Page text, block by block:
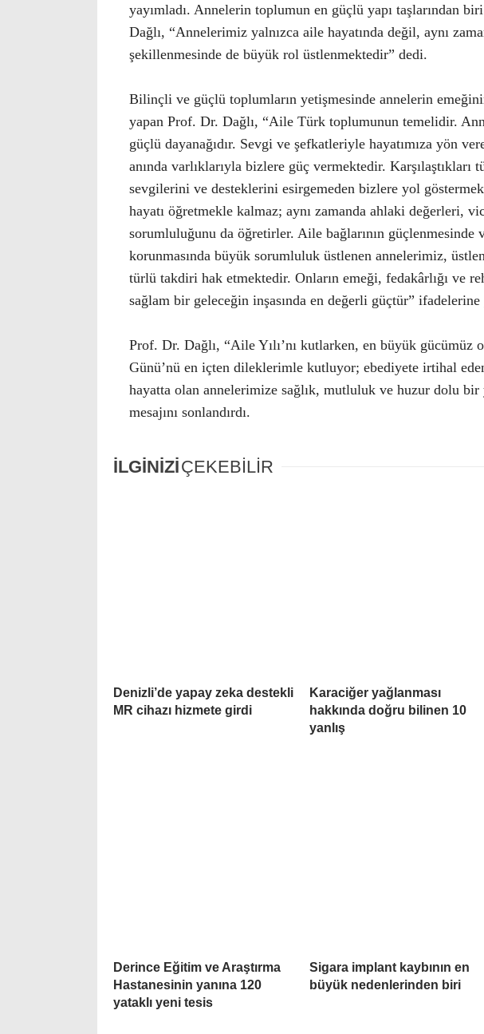
yayımladı. Annelerin toplumun en güçlü yapı taşlarından
Dağlı, “Annelerimiz yalnızca aile hayatında değil, aynı
şekillenmesinde de büyük rol üstlenmektedir” dedi.
Bilinçli ve güçlü toplumların yetişmesinde annelerin
yapan Prof. Dr. Dağlı, “Aile Türk toplumunun temelidir.
güçlü dayanağıdır. Sevgi ve şefkatleriyle hayatımıza yön
anında varlıklarıyla bizlere güç vermektedir. Karşılaştıkları
sevgilerini ve desteklerini esirgemeden bizlere yol
hayatı öğretmekle kalmaz; aynı zamanda ahlaki değerleri,
sorumluluğunu da öğretirler. Aile bağlarının güçlenmesinde
korunmasında büyük sorumluluk üstlenen annelerimiz,
türlü takdiri hak etmektedir. Onların emeği, fedakârlığı ve
sağlam bir geleceğin inşasında en değerli güçtür”
Prof. Dr. Dağlı, “Aile Yılı’nı kutlarken, en büyük
Günü’nü en içten dileklerimle kutluyor; ebediyete irtihal
hayatta olan annelerimize sağlık, mutluluk ve huzur dolu
mesajını sonlandırdı.
İLGİNİZİÇEKEBİLİR
Denizli’de yapay zeka destekli
MR cihazı hizmete girdi
Karaciğer yağlanması
hakkında doğru bilinen 10
yanlış
Derince Eğitim ve Araştırma
Hastanesinin yanına 120
yataklı yeni tesis
Sigara implant kaybının en
büyük nedenlerinden biri